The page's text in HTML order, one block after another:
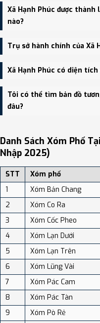
Xã Hạnh Phúc được
nào?
Xã Hạnh Phúc được thành lập
(huyện Quảng Hòa), Xã Tự Do,
Trụ sở hành chính của Xã
Trụ sở hành chính mới của Xã
Ngọc Động - trung tâm khu
Xã Hạnh Phúc có diện
Xã Hạnh Phúc có Diện tích:
độ dân số: Khoảng 118.39
Tôi có thể tìm bản đồ
đâu?
địa điểm tại: VReview.vn -
lịch uy tín tại Việt Nam.
Danh Sách Xóm Phố
Nhập 2025)
STT Xóm phố
1
Xóm Bản Chang
2
Xóm Co Ra
3
Xóm Cốc Pheo
4
Xóm Lạn Dưới
5
Xóm Lạn Trên
6
Xóm Lũng Vài
7
Xóm Pác Cam
8
Xóm Pác Tàn
9
Xóm Pò Rẻ